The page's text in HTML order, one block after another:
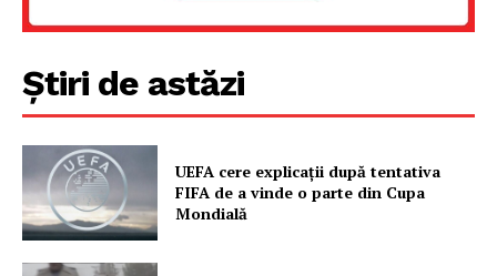
Știri de astăzi
UEFA cere explicații după tentativa
FIFA de a vinde o parte din Cupa
Mondială